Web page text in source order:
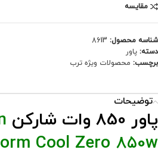
مقایسه
شناسه محصول: 8613
دسته: پاور
برچسب: محصولات ویژه ترب
توضیحات
پاور 850 وات شارکن
Cool Zero 850w